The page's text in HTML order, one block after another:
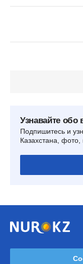
Узнавайте
Подпишитесь и
Казахстана, фото,